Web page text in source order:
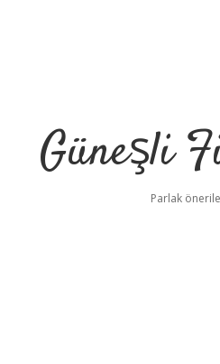
Güneşli
Parlak